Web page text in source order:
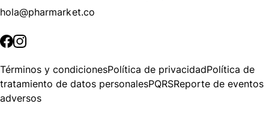
hola@pharmarket.co
Términos y condicionesPolítica de privacidadPolítica de
tratamiento de datos personalesPQRSReporte de eventos
adversos